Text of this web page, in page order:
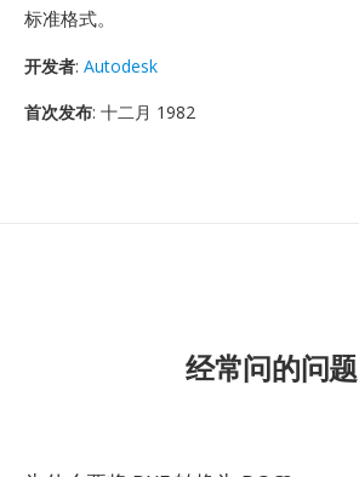
标准格式。
开发者: Autodesk
首次发布: 十二月 1982
经常问的问题